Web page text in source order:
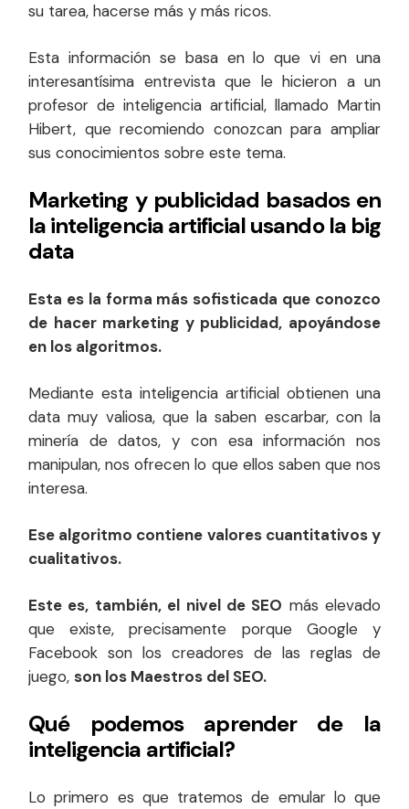
su tarea, hacerse más y más ricos.
Esta información se basa en lo que vi en una
interesantísima entrevista que le hicieron a un
profesor de inteligencia artificial, llamado Martin
Hibert, que recomiendo conozcan para ampliar
sus conocimientos sobre este tema.
Marketing y publicidad basados en
la inteligencia artificial usando la big
data
Esta es la forma más sofisticada que conozco
de hacer marketing y publicidad, apoyándose
en los algoritmos.
Mediante esta inteligencia artificial obtienen una
data muy valiosa, que la saben escarbar, con la
minería de datos, y con esa información nos
manipulan, nos ofrecen lo que ellos saben que nos
interesa.
Ese algoritmo contiene valores cuantitativos y
cualitativos.
Este es, también, el nivel de SEO más elevado
que existe, precisamente porque Google y
Facebook son los creadores de las reglas de
juego, son los Maestros del SEO.
Qué podemos aprender de la
inteligencia artificial?
Lo primero es que tratemos de emular lo que